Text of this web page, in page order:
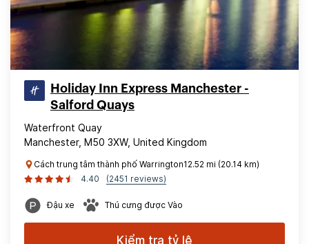
Holiday Inn Express Manchester -
Salford Quays
Waterfront Quay
Manchester, M50 3XW, United Kingdom
Cách trung tâm thành phố Warrington12.52 mi (20.14 km)
4.40
(2451 reviews)
Đậu xe Thú cưng được Vào
Kiểm tra tỷ lệ